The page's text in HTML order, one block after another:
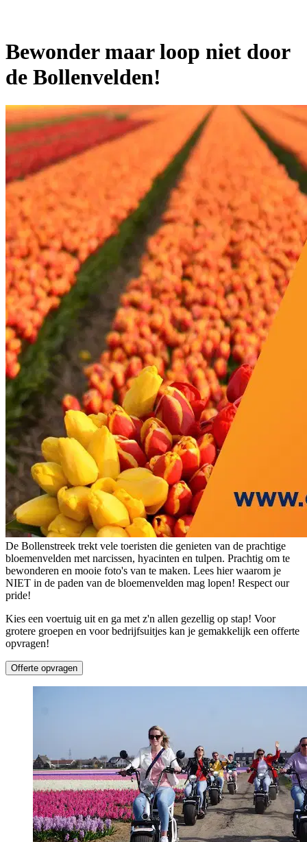
Bewonder maar loop niet door
de Bollenvelden!
De Bollenstreek trekt vele toeristen die genieten van de prachtige
bloemenvelden met narcissen, hyacinten en tulpen. Prachtig om te
bewonderen en mooie foto's van te maken. Lees hier waarom je
NIET in de paden van de bloemenvelden mag lopen! Respect our
pride!
Kies een voertuig uit en ga met z'n allen gezellig op stap! Voor
grotere groepen en voor bedrijfsuitjes kan je gemakkelijk een offerte
opvragen!
Offerte opvragen